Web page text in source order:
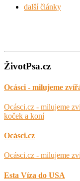
další články
ŽivotPsa.cz
Ocásci - milujeme
Ocásci.cz - milujeme
koček a koní
Ocásci.cz
Ocásci.cz - milujeme
Esta Víza do USA